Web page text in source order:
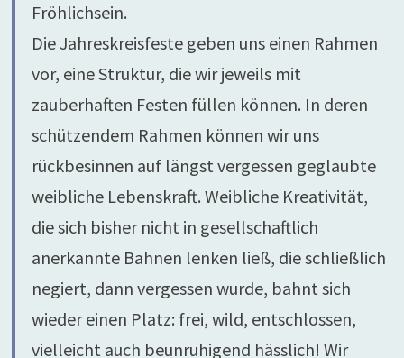
Fröhlichsein.
Die Jahreskreisfeste geben uns einen Rahmen
vor, eine Struktur, die wir jeweils mit
zauberhaften Festen füllen können. In deren
schützendem Rahmen können wir uns
rückbesinnen auf längst vergessen geglaubte
weibliche Lebenskraft. Weibliche Kreativität,
die sich bisher nicht in gesellschaftlich
anerkannte Bahnen lenken ließ, die schließlich
negiert, dann vergessen wurde, bahnt sich
wieder einen Platz: frei, wild, entschlossen,
vielleicht auch beunruhigend hässlich! Wir